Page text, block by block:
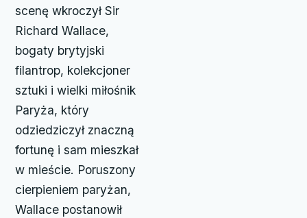
scenę wkroczył Sir
Richard Wallace,
bogaty brytyjski
filantrop, kolekcjoner
sztuki i wielki miłośnik
Paryża, który
odziedziczył znaczną
fortunę i sam mieszkał
w mieście. Poruszony
cierpieniem paryżan,
Wallace postanowił